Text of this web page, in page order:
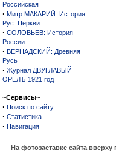
Российская
· Митр.МАКАРИЙ: История
Рус. Церкви
· СОЛОВЬЕВ: История
России
· ВЕРНАДСКИЙ: Древняя
Русь
· Журнал ДВУГЛАВЫЙ
ОРЕЛЪ 1921 год
~Сервисы~
· Поиск по сайту
· Статистика
· Навигация
На фотозаставке сайта